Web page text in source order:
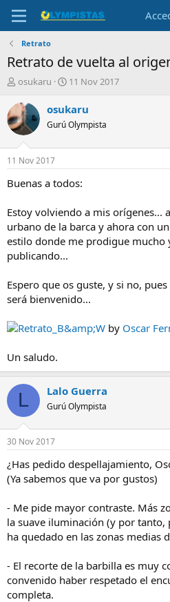
Retrato
Retrato de vuelta al
I
i
c
i
a
d
o
r
l
t
e
m
osukaru
F
c
a
i
n
i
o
11 Nov 2017
osukaru
Gurú Olympista
11 Nov 2017
Buenas a todos:
Estoy volviendo a mis orígenes...
urbano de la barca y ahora con
estilo donde me prodigue mucho
publicando...
Espero que os guste, y si no,
será bienvenido...
Retrato_B&amp;W by Oscar
Un saludo.
L Lalo Guerra
Gurú Olympista
30 Nov 2017
¿Has pedido despellajamiento,
(Ya sabemos que va por gustos)
- Me pide mayor contraste. Más
la suave iluminación (y por tanto,
ha quedado en las zonas medias
- El recorte de la barbilla es muy
convenido haber respetado el
completa.